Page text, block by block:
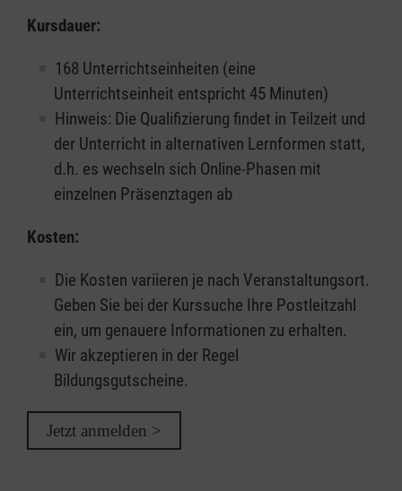
Kursdauer:
168 Unterrichtseinheiten (eine
Unterrichtseinheit entspricht 45 Minuten)
Hinweis: Die Qualifizierung findet in Teilzeit und
der Unterricht in alternativen Lernformen statt,
d.h. es wechseln sich Online-Phasen mit
einzelnen Präsenztagen ab
Kosten:
Die Kosten variieren je nach Veranstaltungsort.
Geben Sie bei der Kurssuche Ihre Postleitzahl
ein, um genauere Informationen zu erhalten.
Wir akzeptieren in der Regel
Bildungsgutscheine.
Jetzt anmelden >